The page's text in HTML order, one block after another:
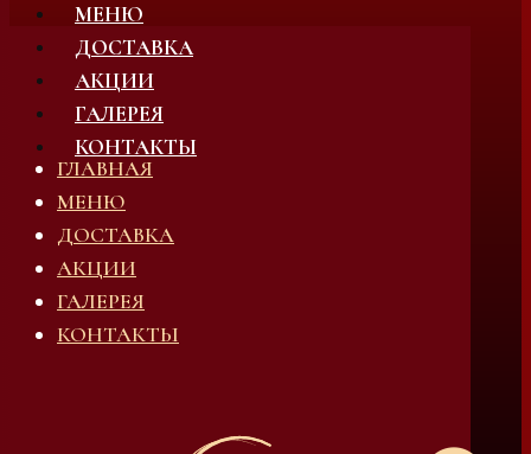
МЕНЮ
ДОСТАВКА
АКЦИИ
ГАЛЕРЕЯ
КОНТАКТЫ
ГЛАВНАЯ
МЕНЮ
ДОСТАВКА
АКЦИИ
ГАЛЕРЕЯ
КОНТАКТЫ